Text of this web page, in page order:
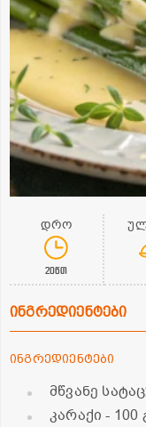
დრო
20წთ
ინგრედიენტები
ინგრედიენტები
მწვანე
კარაქი- 100